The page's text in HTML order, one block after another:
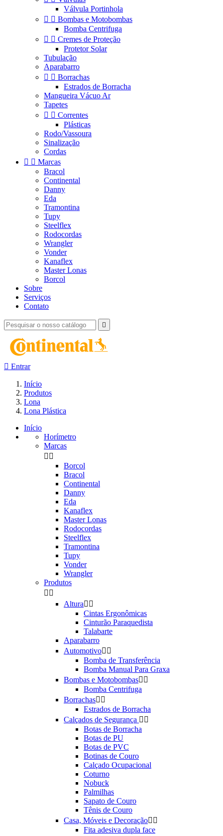
Válvula Portinhola
  Bombas e Motobombas
Bomba Centrifuga
  Cremes de Proteção
Protetor Solar
Tubulação
Aparabarro
  Borrachas
Estrados de Borracha
Mangueira Vácuo Ar
Tapetes
  Correntes
Plásticas
Rodo/Vassoura
Sinalização
Cordas
  Marcas
Bracol
Continental
Danny
Eda
Tramontina
Tupy
Steelflex
Rodocordas
Wrangler
Vonder
Kanaflex
Master Lonas
Borcol
Sobre
Serviços
Contato

 Entrar
Início
Produtos
Lona
Lona Plástica
Início
Horímetro
Marcas
 
Borcol
Bracol
Continental
Danny
Eda
Kanaflex
Master Lonas
Rodocordas
Steelflex
Tramontina
Tupy
Vonder
Wrangler
Produtos
 
Altura 
Cintas Ergonômicas
Cinturão Paraquedista
Talabarte
Aparabarro
Automotivo 
Bomba de Transferência
Bomba Manual Para Graxa
Bombas e Motobombas 
Bomba Centrifuga
Borrachas 
Estrados de Borracha
Calçados de Segurança  
Botas de Borracha
Botas de PU
Botas de PVC
Botinas de Couro
Calçado Ocupacional
Coturno
Nobuck
Palmilhas
Sapato de Couro
Tênis de Couro
Casa, Móveis e Decoração 
Fita adesiva dupla face